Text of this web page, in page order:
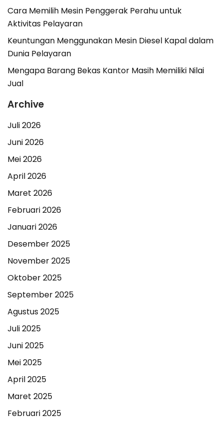
Cara Memilih Mesin Penggerak Perahu untuk
Aktivitas Pelayaran
Keuntungan Menggunakan Mesin Diesel Kapal dalam
Dunia Pelayaran
Mengapa Barang Bekas Kantor Masih Memiliki Nilai
Jual
Archive
Juli 2026
Juni 2026
Mei 2026
April 2026
Maret 2026
Februari 2026
Januari 2026
Desember 2025
November 2025
Oktober 2025
September 2025
Agustus 2025
Juli 2025
Juni 2025
Mei 2025
April 2025
Maret 2025
Februari 2025